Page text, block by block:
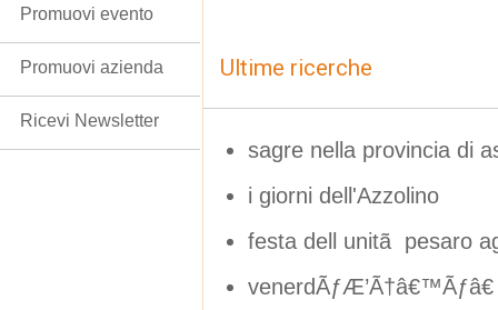
Ultime ricerche
sagre nella provincia di
i giorni dell'Azzolino
festa dell unitã pesaro
venerdÃƒÆ’Ã†â€™Ãƒâ€
Promuovi evento
Promuovi azienda
Ricevi Newsletter